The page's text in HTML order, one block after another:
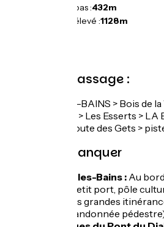
Point le plus bas :432m
Point le plus élevé :1128m
Points de passage :
THONON-LES-BAINS > Bois de
Pont du Diable > Les Esserts >
Plagnettes > Route des Gets >
À ne pas manquer
Thonon-les-Bains : Au
Ripaille, petit port, pôle
départ des grandes
le GR5 (randonnée